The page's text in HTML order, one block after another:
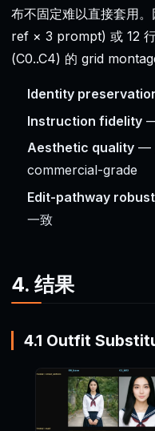
布不固定难以直接套用
ref × 3 prompt) 或 12
(C0..C4) 的 grid
Identity
Instruction fidelity—
Aesthetic quality—
commercial-grade
Edit-pathway
一致
4. 结果
4.1 Outfit